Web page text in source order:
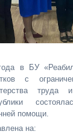
в БУ
с
труда
помощи.
на: